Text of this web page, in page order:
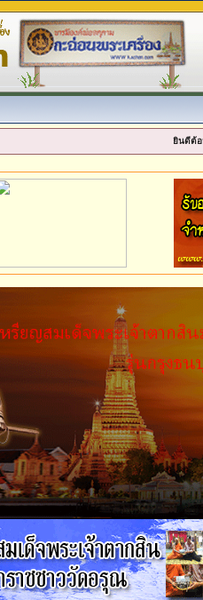
ยินดีต้อ